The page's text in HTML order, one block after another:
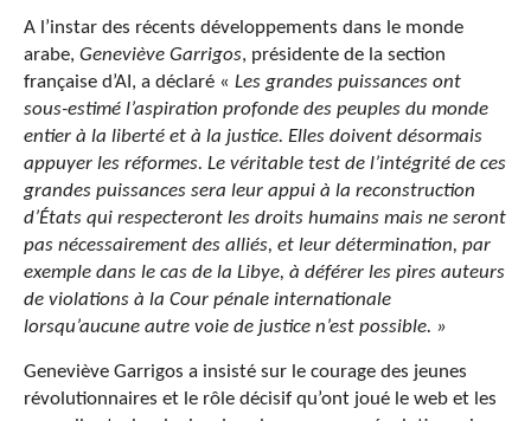
A l’instar des récents développements dans le monde
arabe, Geneviève Garrigos, présidente de la section
française d’AI, a déclaré « Les grandes puissances ont
sous-estimé l’aspiration profonde des peuples du monde
entier à la liberté et à la justice. Elles doivent désormais
appuyer les réformes. Le véritable test de l’intégrité de ces
grandes puissances sera leur appui à la reconstruction
d’États qui respecteront les droits humains mais ne seront
pas nécessairement des alliés, et leur détermination, par
exemple dans le cas de la Libye, à déférer les pires auteurs
de violations à la Cour pénale internationale
lorsqu’aucune autre voie de justice n’est possible. »
Geneviève Garrigos a insisté sur le courage des jeunes
révolutionnaires et le rôle décisif qu’ont joué le web et les